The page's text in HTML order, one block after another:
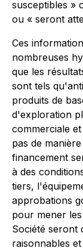
susceptibles »
ou « seront
Ces
nombreuses
que les
sont tels
produits de
d'exploration
commerciale
pas de
financement
à des
tiers,
approbations
pour mener
Société seront
raisonnables